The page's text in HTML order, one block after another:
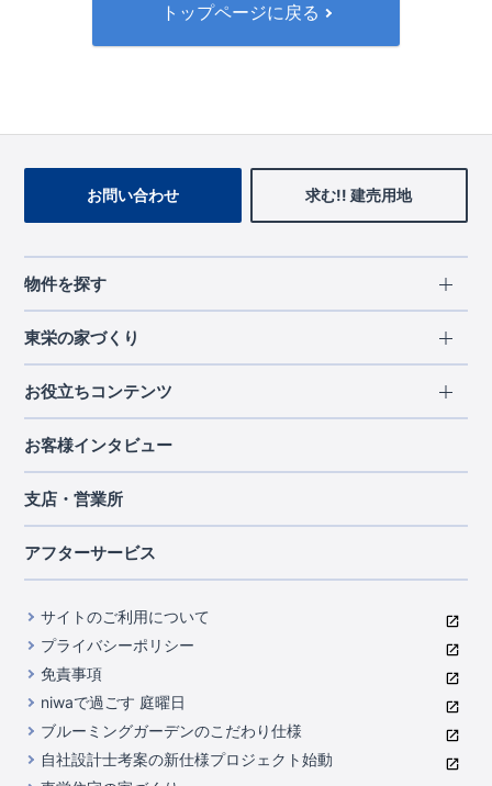
トップページに戻る
お問い合わせ 求む!! 建売用地
物件を探す
エリアから探す
北海道・東北
北海道
宮城県
千葉県
中部
山梨県
静岡県
滋賀県
京都府
中国・四国
岡山県
広島県
九州・沖縄
東栄の家づくり
長期優良住宅
住宅性能評価書
ブルーミングガーデンは地震につよい<建物編>
室内空間を快適に保つ断熱性能
コストパフォーマンスに自信
充実のアフターサポート
第三者評価によるお墨付き
家づくりのプロにも選ばれるブルーミングガーデン
住んでみるとじわじわ伝わる暮らしやすさへのこだわり
お役立ちコンテンツ
ご契約までの道のり
現地見学ガイド
ご紹介制度のご案内
東栄INDEX（用語集）
お客様インタビュー
支店・営業所
アフターサービス
サイトのご利用について
プライバシーポリシー
免責事項
niwaで過ごす 庭曜日
ブルーミングガーデンのこだわり仕様
自社設計士考案の新仕様プロジェクト始動